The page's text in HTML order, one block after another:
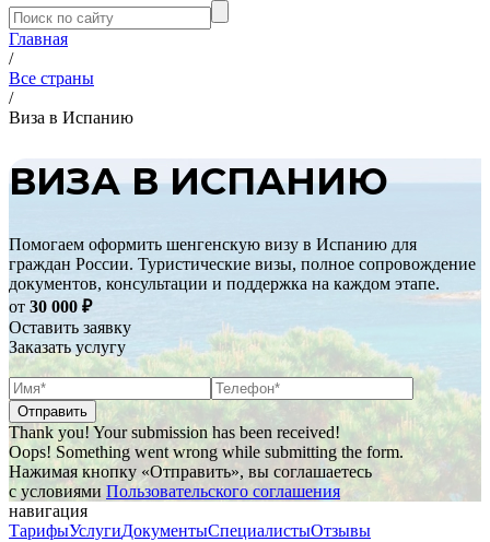
Главная
/
Все страны
/
Виза в Испанию
ВИЗА В ИСПАНИЮ
Помогаем оформить шенгенскую визу в Испанию для
граждан России. Туристические визы, полное сопровождение
документов, консультации и поддержка на каждом этапе.
от 30 000 ₽
Оставить заявку
Заказать услугу
Thank you! Your submission has been received!
Oops! Something went wrong while submitting the form.
Нажимая кнопку «Отправить», вы соглашаетесь
с условиями Пользовательского соглашения
навигация
ТарифыУслугиДокументыСпециалистыОтзывы